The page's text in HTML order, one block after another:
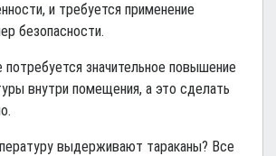
и требуется применение
безопасности.
значительное повышение
внутри помещения, а это сделать
выдерживают тараканы? Все